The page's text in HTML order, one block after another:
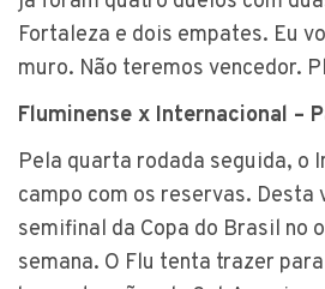
Fortaleza e dois empates. Eu
muro. Não teremos vencedor.
Fluminense x Internacional –
Pela quarta rodada seguida, o
campo com os reservas. Desta
semifinal da Copa do Brasil no
semana. O Flu tenta trazer